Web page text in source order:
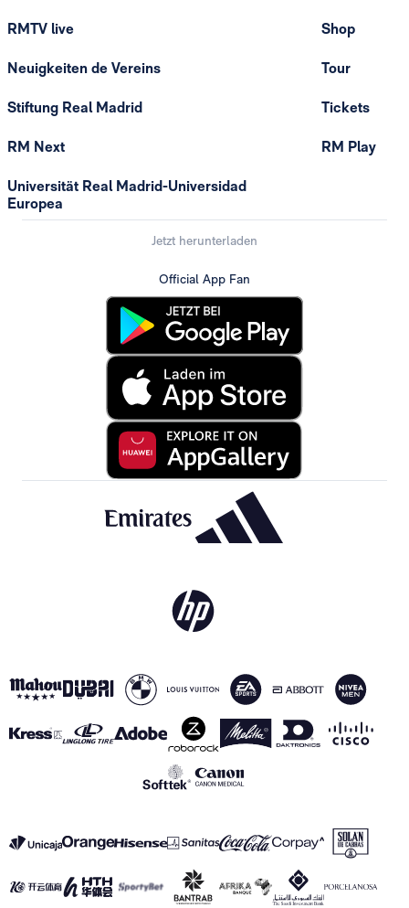
RMTV live
Neuigkeiten de Vereins
Stiftung Real Madrid
RM Next
Universität Real Madrid-Universidad
Europea
Shop
Tour
Tickets
RM Play
Jetzt herunterladen
Official App Fan